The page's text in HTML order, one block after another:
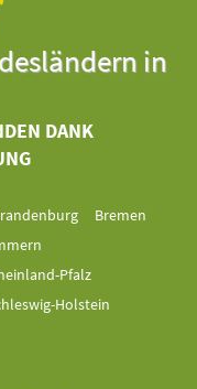
in
DANK
Bremen
Pfalz
Holstein